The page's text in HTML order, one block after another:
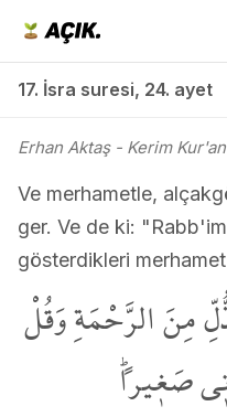
17. İsra suresi, 24. ayet
Erhan Aktaş- Kerim Kur'an
Ve merhametle,
ger. Ve de ki:
gösterdikleri
مِنَ الرَّحْمَةِ وَقُلْ
صَغ۪يراًۜ